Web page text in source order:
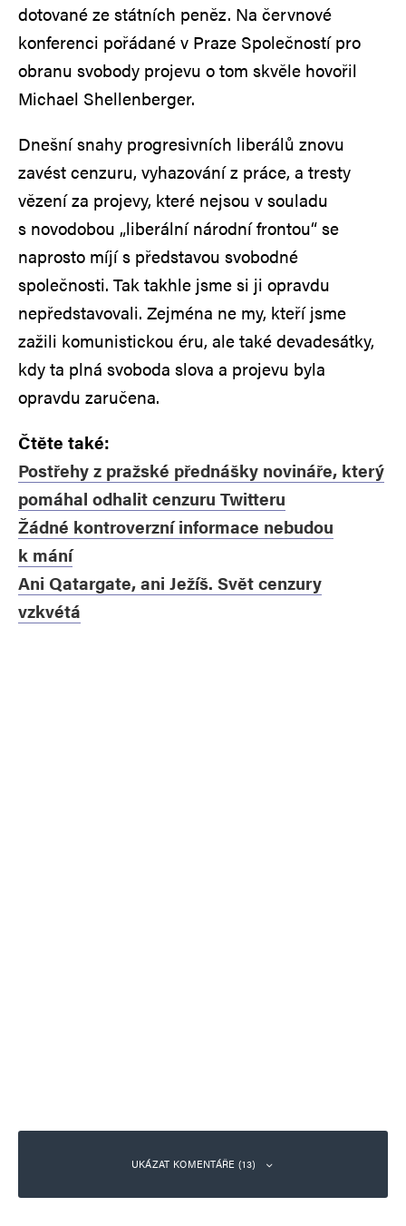
dotované ze státních peněz. Na červnové
konferenci pořádané v Praze Společností pro
obranu svobody projevu o tom skvěle hovořil
Michael Shellenberger.
Dnešní snahy progresivních liberálů znovu
zavést cenzuru, vyhazování z práce, a tresty
vězení za projevy, které nejsou v souladu
s novodobou „liberální národní frontou“ se
naprosto míjí s představou svobodné
společnosti. Tak takhle jsme si ji opravdu
nepředstavovali. Zejména ne my, kteří jsme
zažili komunistickou éru, ale také devadesátky,
kdy ta plná svoboda slova a projevu byla
opravdu zaručena.
Čtěte také:
Postřehy z pražské přednášky novináře, který
pomáhal odhalit cenzuru Twitteru
Žádné kontroverzní informace nebudou
k mání
Ani Qatargate, ani Ježíš. Svět cenzury
vzkvétá
UKÁZAT KOMENTÁŘE (13)